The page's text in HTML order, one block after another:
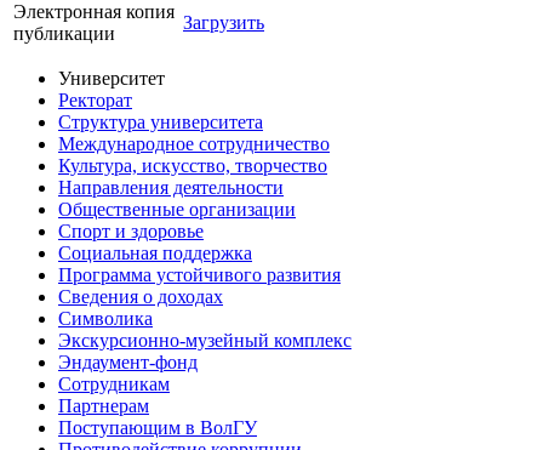
Электронная копия
публикации
Загрузить
Университет
Ректорат
Структура университета
Международное сотрудничество
Культура, искусство, творчество
Направления деятельности
Общественные организации
Спорт и здоровье
Социальная поддержка
Программа устойчивого развития
Сведения о доходах
Символика
Экскурсионно-музейный комплекс
Эндаумент-фонд
Сотрудникам
Партнерам
Поступающим в ВолГУ